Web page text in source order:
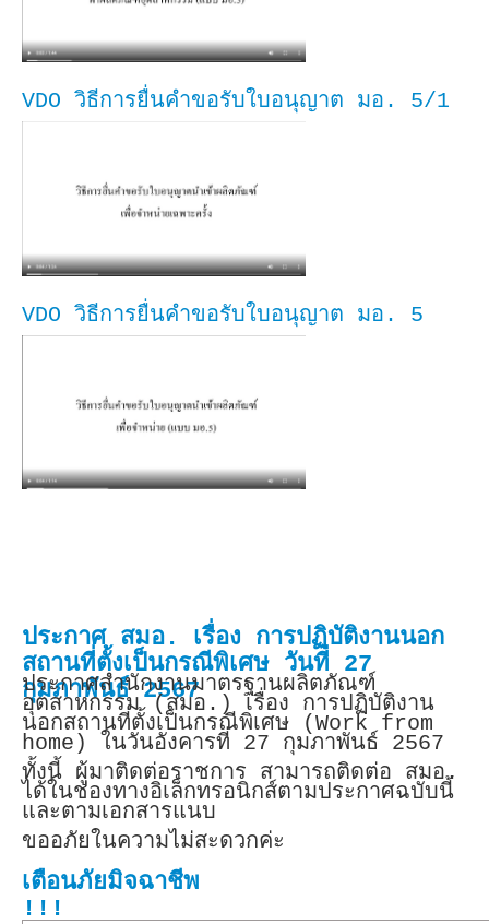
VDO วิธีการยื่นคำขอรับใบอนุญาต มอ. 5/1
VDO วิธีการยื่นคำขอรับใบอนุญาต มอ. 5
ประกาศ สมอ. เรื่อง การปฏิบัติงานนอก
สถานที่ตั้งเป็นกรณีพิเศษ วันที่ 27
กุมภาพันธ์ 2567
ประกาศสำนักงานมาตรฐานผลิตภัณฑ์
อุตสาหกรรม (สมอ.) เรื่อง การปฏิบัติงาน
นอกสถานที่ตั้งเป็นกรณีพิเศษ (Work from
home) ในวันอังคารที่ 27 กุมภาพันธ์ 2567
ทั้งนี้ ผู้มาติดต่อราชการ สามารถติดต่อ สมอ.
ได้ในช่องทางอิเล็กทรอนิกส์ตามประกาศฉบับนี้
และตามเอกสารแนบ
ขออภัยในความไม่สะดวกค่ะ
เตือนภัยมิจฉาชีพ
!!!